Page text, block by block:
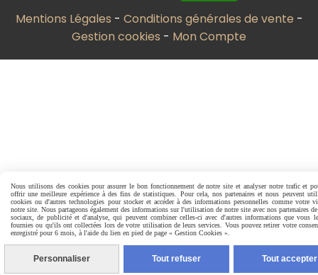
Mentions Légales
Conditions générales de vente
Gestion cookies
Mon Compte
Nous utilisons des cookies pour assurer le bon fonctionnement de notre site et analyser notre trafic et
offrir une meilleure expérience à des fins de statistiques. Pour cela, nos partenaires et nous peuvent
cookies ou d'autres technologies pour stocker et accéder à des informations personnelles comme votre
notre site. Nous partageons également des informations sur l'utilisation de notre site avec nos partenaires
sociaux, de publicité et d'analyse, qui peuvent combiner celles-ci avec d'autres informations que vous
fournies ou qu'ils ont collectées lors de votre utilisation de leurs services. Vous pouvez retirer votre
enregistré pour 6 mois, à l'aide du lien en pied de page « Gestion Cookies ».
Personnaliser Tout refuser Tout accepter